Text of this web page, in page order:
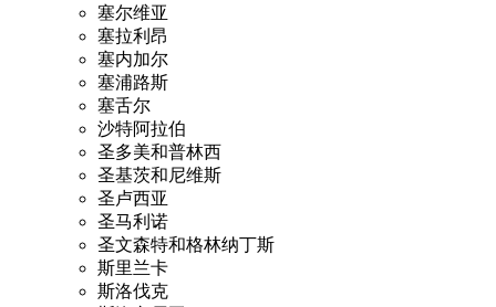
塞尔维亚
塞拉利昂
塞内加尔
塞浦路斯
塞舌尔
沙特阿拉伯
圣多美和普林西
圣基茨和尼维斯
圣卢西亚
圣马利诺
圣文森特和格林纳丁斯
斯里兰卡
斯洛伐克